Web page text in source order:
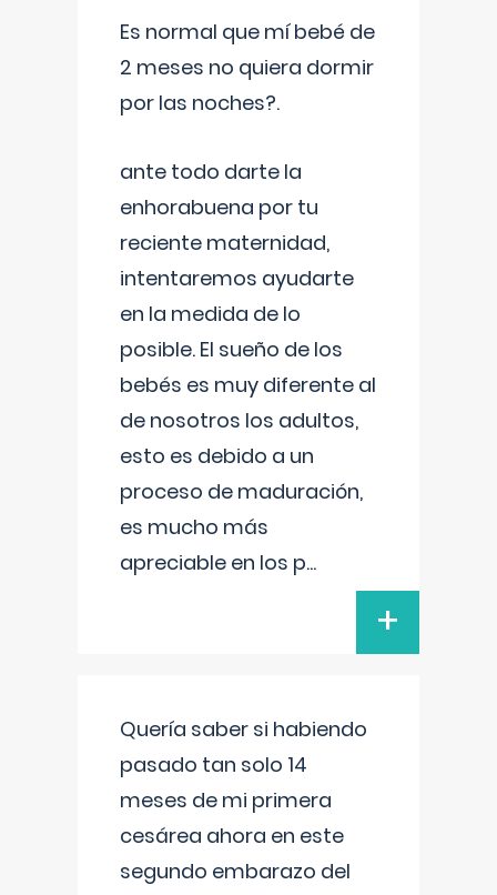
Es normal que mí bebé de
2 meses no quiera dormir
por las noches?.
ante todo darte la
enhorabuena por tu
reciente maternidad,
intentaremos ayudarte
en la medida de lo
posible. El sueño de los
bebés es muy diferente al
de nosotros los adultos,
esto es debido a un
proceso de maduración,
es mucho más
apreciable en los p...
+
Quería saber si habiendo
pasado tan solo 14
meses de mi primera
cesárea ahora en este
segundo embarazo del